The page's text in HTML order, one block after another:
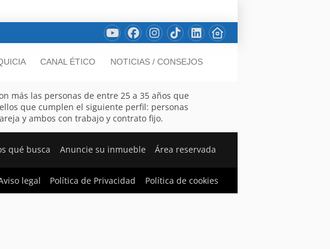
CANAL ÉTICO NOTICIAS / CONSEJOS
más las personas de entre 25 a 35 años que
que cumplen el siguiente perfil: personas
y ambos con trabajo y contrato fijo.
qué busca Anuncie su inmueble Área reservada
legal Política de Privacidad Política de cookies